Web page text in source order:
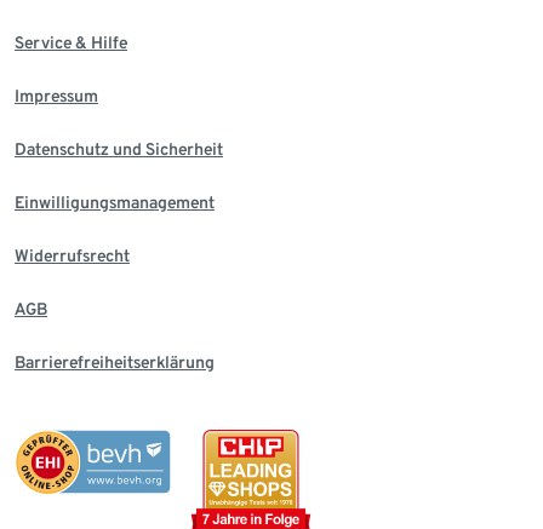
Service & Hilfe
Impressum
Datenschutz und Sicherheit
Einwilligungsmanagement
Widerrufsrecht
AGB
Barrierefreiheitserklärung